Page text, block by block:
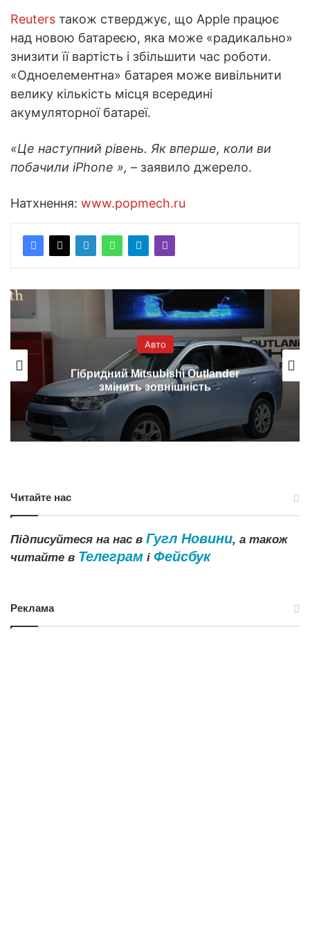
Reuters також стверджує, що Apple працює
над новою батареєю, яка може «радикально»
знизити її вартість і збільшити час роботи.
«Одноелементна» батарея може вивільнити
велику кількість місця всередині
акумуляторної батареї.
«Це наступний рівень. Як вперше, коли ви
побачили iPhone », – заявило джерело.
Натхнення: www.popmech.ru
Авто
Гібридний Mitsubishi Outlander
змінить зовнішність
Читайте нас
Підписуйтеся на нас в Гугл Новини, а також
читайте в Телеграм і Фейсбук
Реклама